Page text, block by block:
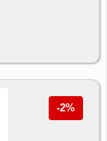
-2%